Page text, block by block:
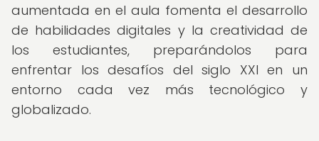
aumentada en el aula fomenta el desarrollo
de habilidades digitales y la creatividad de
los estudiantes, preparándolos para
enfrentar los desafíos del siglo XXI en un
entorno cada vez más tecnológico y
globalizado.